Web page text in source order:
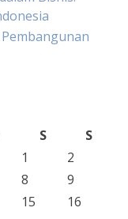
S
S
1
2
8
9
15
16